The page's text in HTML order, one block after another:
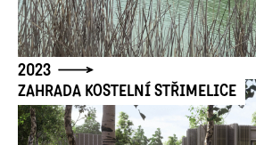
2023
ZAHRADA KOSTELNÍ STŘIMELICE